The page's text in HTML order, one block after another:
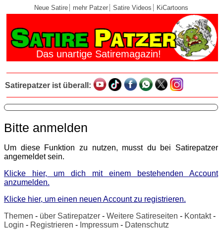
Neue Satire mehr Patzer Satire Videos KiCartoons
Das unartige Satiremagazin!
Satirepatzer ist überall:
Bitte anmelden
Um diese Funktion zu nutzen, musst du bei Satirepatzer
angemeldet sein.
Klicke hier, um dich mit einem bestehenden Account
anzumelden.
Klicke hier, um einen neuen Account zu registrieren.
Themen - über Satirepatzer - Weitere Satireseiten - Kontakt-
Login - Registrieren - Impressum - Datenschutz